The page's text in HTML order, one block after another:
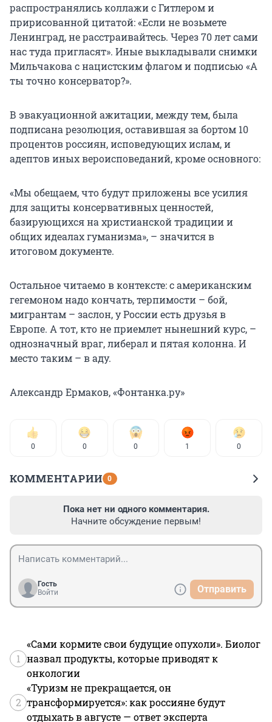
распространялись коллажи с Гитлером и
пририсованной цитатой: «Если не возьмете
Ленинград, не расстраивайтесь. Через 70 лет сами
нас туда пригласят». Иные выкладывали снимки
Мильчакова с нацистским флагом и подписью «А
ты точно консерватор?».
В эвакуационной ажитации, между тем, была
подписана резолюция, оставившая за бортом 10
процентов россиян, исповедующих ислам, и
адептов иных вероисповеданий, кроме основного:
«Мы обещаем, что будут приложены все усилия
для защиты консервативных ценностей,
базирующихся на христианской традиции и
общих идеалах гуманизма», – значится в
итоговом документе.
Остальное читаемо в контексте: с американским
гегемоном надо кончать, терпимости – бой,
мигрантам – заслон, у России есть друзья в
Европе. А тот, кто не приемлет нынешний курс, –
однозначный враг, либерал и пятая колонна. И
место таким – в аду.
Александр Ермаков, «Фонтанка.ру»
0 0 0 1 0
КОММЕНТАРИИ 0
Пока нет ни одного комментария.
Начните обсуждение первым!
Гость
Войти
Отправить
1
«Сами кормите свои будущие опухоли». Биолог
назвал продукты, которые приводят к
онкологии
2
«Туризм не прекращается, он
трансформируется»: как россияне будут
отдыхать в августе — ответ эксперта